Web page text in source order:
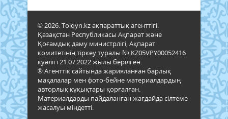
© 2026. Tolqyn.kz ақпараттық агенттігі.
Қазақстан Республикасы Ақпарат және
Қоғамдық даму министрлігі, Ақпарат
комитетінің тіркеу туралы № KZ05VPY00052416
куәлігі 21.07.2022 жылы берілген.
® Агенттік сайтында жарияланған барлық
мақалалар мен фото-бейне материалдардың
авторлық құқықтары қорғалған.
Материалдарды пайдаланған жағдайда сілтеме
жасалуы міндетті.